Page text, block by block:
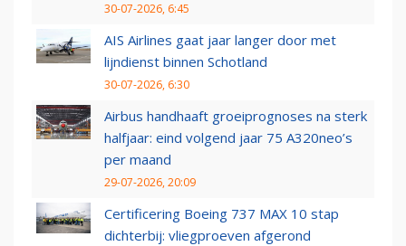
30-07-2026, 6:45
AIS Airlines gaat jaar langer door met
lijndienst binnen Schotland
30-07-2026, 6:30
Airbus handhaaft groeiprognoses na sterk
halfjaar: eind volgend jaar 75 A320neo’s
per maand
29-07-2026, 20:09
Certificering Boeing 737 MAX 10 stap
dichterbij: vliegproeven afgerond